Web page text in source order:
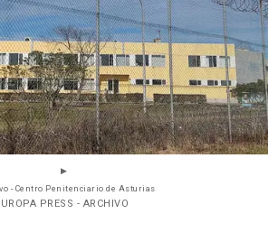
- Centro Penitenciario de Asturias
PRESS - ARCHIVO